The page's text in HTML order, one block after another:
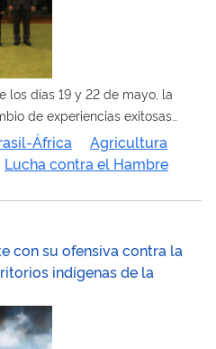
los días 19 y 22 de mayo, la
de experiencias exitosas
contra el Hambre y
África
Agricultura
Lucha contra el Hambre
con su ofensiva contra la
indígenas de la